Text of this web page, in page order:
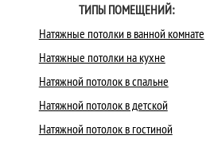
ТИПЫ ПОМЕЩЕНИЙ:
Натяжные потолки в ванной комнате
Натяжные потолки на кухне
Натяжной потолок в спальне
Натяжной потолок в детской
Натяжной потолок в гостиной